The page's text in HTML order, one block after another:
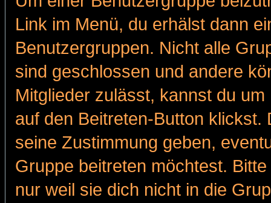
Link im Menü, du erhälst dann
Benutzergruppen. Nicht alle
sind geschlossen und andere
Mitglieder zulässt, kannst du
auf den Beitreten-Button
seine Zustimmung geben,
Gruppe beitreten möchtest.
nur weil sie dich nicht in die